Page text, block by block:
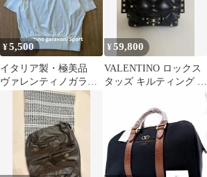
¥5,500
イタリア製・極美品
ヴァレンティノガラヴ
ァーニ スポーツ コット
ンポロシャツ 白
¥59,800
VALENTINO ロックス
タッズ キルティング ハ